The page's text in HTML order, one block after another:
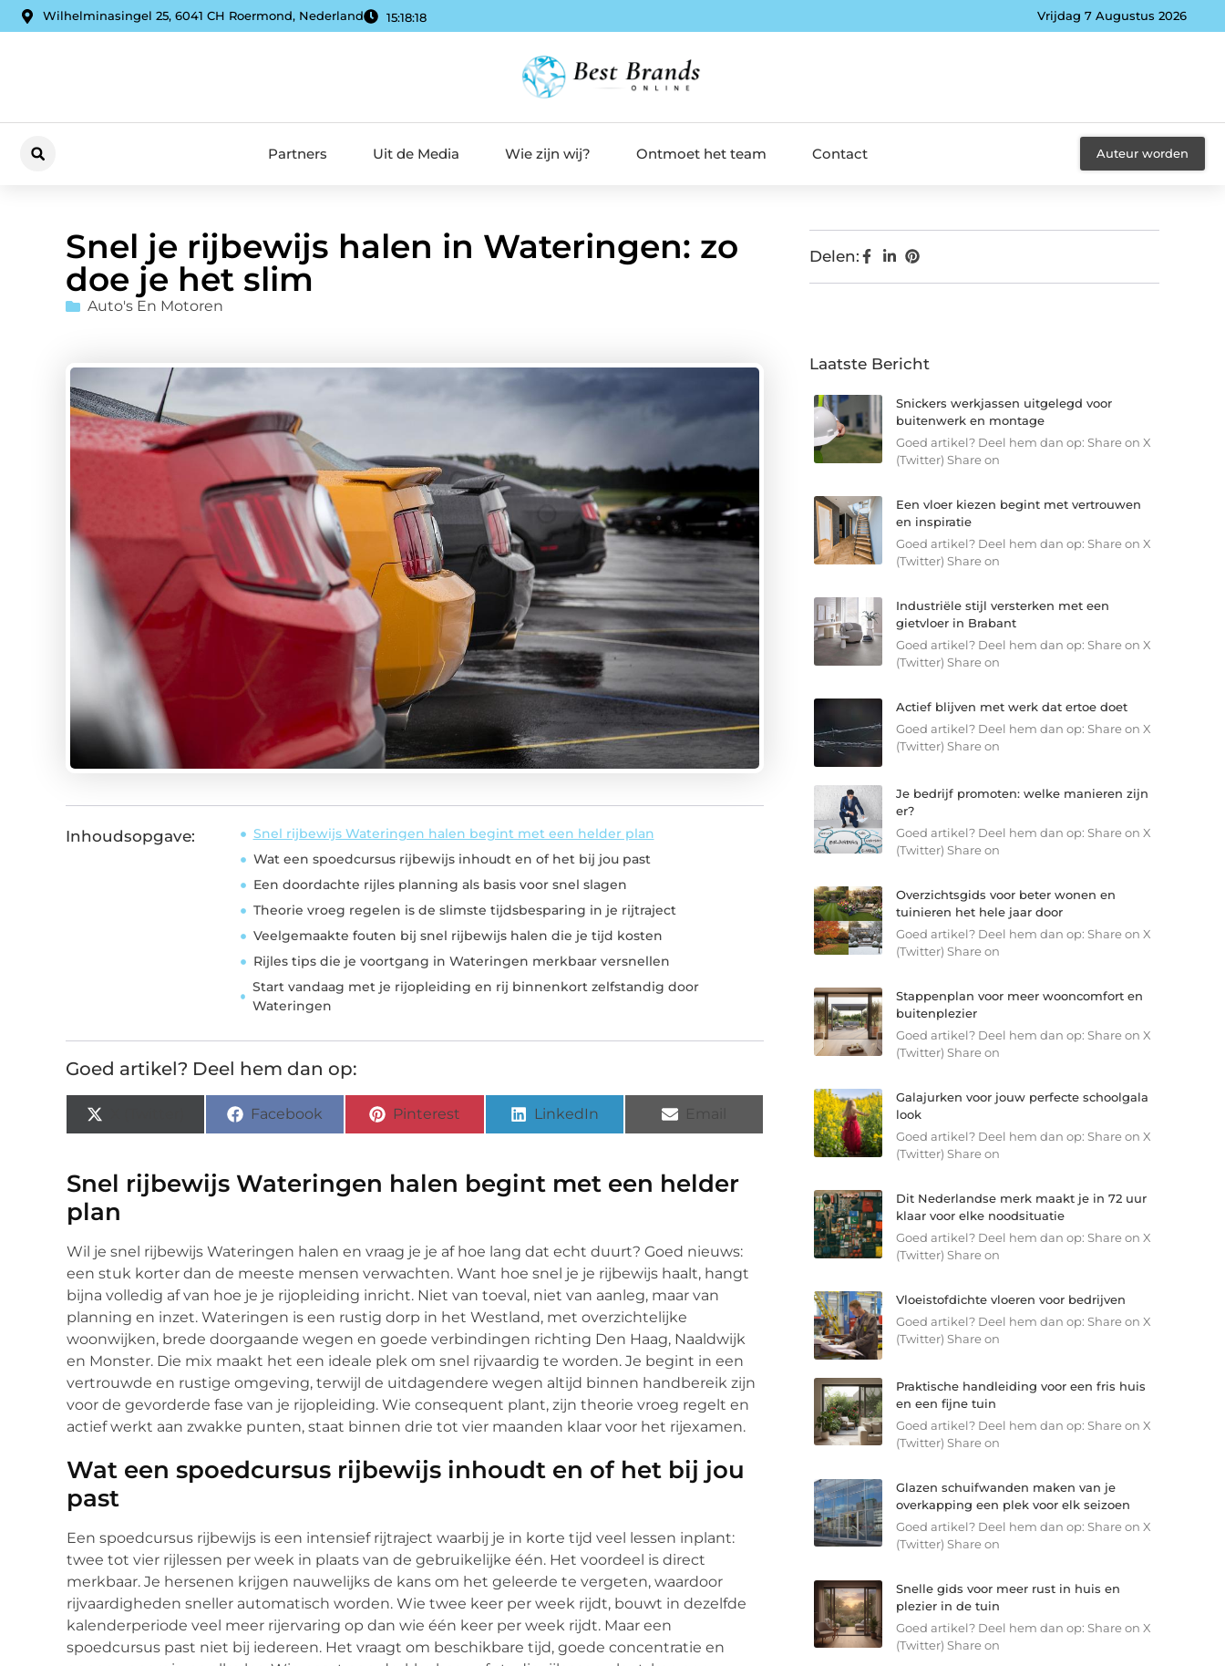
Wilhelminasingel 25, 6041 CH Roermond, Nederland 15:18:19 Vrijdag 7 Augustus 2026
Partners Uit de Media Wie zijn wij? Ontmoet het team Contact Auteur worden
Snel je rijbewijs halen in Wateringen: zo
doe je het slim
Auto's En Motoren
Inhoudsopgave:
Snel rijbewijs Wateringen halen begint met een helder plan
Wat een spoedcursus rijbewijs inhoudt en of het bij jou past
Een doordachte rijles planning als basis voor snel slagen
Theorie vroeg regelen is de slimste tijdsbesparing in je rijtraject
Veelgemaakte fouten bij snel rijbewijs halen die je tijd kosten
Rijles tips die je voortgang in Wateringen merkbaar versnellen
Start vandaag met je rijopleiding en rij binnenkort zelfstandig door
Wateringen
Goed artikel? Deel hem dan op:
Facebook Pinterest LinkedIn
Snel rijbewijs Wateringen halen begint met een helder
plan
Wil je snel rijbewijs Wateringen halen en vraag je je af hoe lang dat echt duurt? Goed nieuws:
een stuk korter dan de meeste mensen verwachten. Want hoe snel je je rijbewijs haalt, hangt
bijna volledig af van hoe je je rijopleiding inricht. Niet van toeval, niet van aanleg, maar van
planning en inzet. Wateringen is een rustig dorp in het Westland, met overzichtelijke
woonwijken, brede doorgaande wegen en goede verbindingen richting Den Haag, Naaldwijk
en Monster. Die mix maakt het een ideale plek om snel rijvaardig te worden. Je begint in een
vertrouwde en rustige omgeving, terwijl de uitdagendere wegen altijd binnen handbereik zijn
voor de gevorderde fase van je rijopleiding. Wie consequent plant, zijn theorie vroeg regelt en
actief werkt aan zwakke punten, staat binnen drie tot vier maanden klaar voor het rijexamen.
Wat een spoedcursus rijbewijs inhoudt en of het bij jou
past
Een spoedcursus rijbewijs is een intensief rijtraject waarbij je in korte tijd veel lessen inplant:
twee tot vier rijlessen per week in plaats van de gebruikelijke één. Het voordeel is direct
merkbaar. Je hersenen krijgen nauwelijks de kans om het geleerde te vergeten, waardoor
rijvaardigheden sneller automatisch worden. Wie twee keer per week rijdt, bouwt in dezelfde
kalenderperiode veel meer rijervaring op dan wie één keer per week rijdt. Maar een
spoedcursus past niet bij iedereen. Het vraagt om beschikbare tijd, goede concentratie en
Delen:
Laatste Bericht
Snickers werkjassen uitgelegd voor
buitenwerk en montage
Goed artikel? Deel hem dan op: Share on X
(Twitter) Share on
Een vloer kiezen begint met vertrouwen
en inspiratie
Goed artikel? Deel hem dan op: Share on X
(Twitter) Share on
Industriële stijl versterken met een
gietvloer in Brabant
Goed artikel? Deel hem dan op: Share on X
(Twitter) Share on
Actief blijven met werk dat ertoe doet
Goed artikel? Deel hem dan op: Share on X
(Twitter) Share on
Je bedrijf promoten: welke manieren zijn
er?
Goed artikel? Deel hem dan op: Share on X
(Twitter) Share on
Overzichtsgids voor beter wonen en
tuinieren het hele jaar door
Goed artikel? Deel hem dan op: Share on X
(Twitter) Share on
Stappenplan voor meer wooncomfort en
buitenplezier
Goed artikel? Deel hem dan op: Share on X
(Twitter) Share on
Galajurken voor jouw perfecte schoolgala
look
Goed artikel? Deel hem dan op: Share on X
(Twitter) Share on
Dit Nederlandse merk maakt je in 72 uur
klaar voor elke noodsituatie
Goed artikel? Deel hem dan op: Share on X
(Twitter) Share on
Vloeistofdichte vloeren voor bedrijven
Goed artikel? Deel hem dan op: Share on X
(Twitter) Share on
Praktische handleiding voor een fris huis
en een fijne tuin
Goed artikel? Deel hem dan op: Share on X
(Twitter) Share on
Glazen schuifwanden maken van je
overkapping een plek voor elk seizoen
Goed artikel? Deel hem dan op: Share on X
(Twitter) Share on
Snelle gids voor meer rust in huis en
plezier in de tuin
Goed artikel? Deel hem dan op: Share on X
(Twitter) Share on